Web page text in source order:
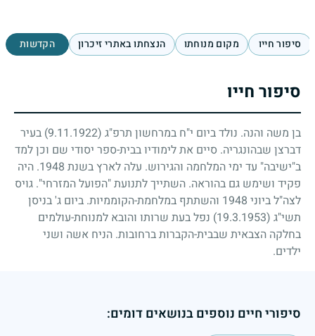
סיפור חייו מקום מנוחתו הנצחתו באתרי זיכרון הקדשות
סיפור חייו
בן משה והנה. נולד ביום י"ח במרחשון תרפ"ג (9.11.1922)
בעיר
דברצן שבהונגריה. סיים את לימודיו בבית-ספר יסודי שם וכן למד
ב"ישיבה" עד ימי המלחמה והגירוש. עלה לארץ בשנת 1948. היה
פקיד ושימש גם בהוראה. השתייך לתנועת "הפועל המזרחי". גויס
לצה"ל ביוני 1948 והשתתף במלחמת-הקוממיות. ביום ג' בניסן
תשי"ג (19.3.1953)
נפל בעת שרותו והובא למנוחת-עולמים
בחלקה הצבאית שבבית-הקברות ברחובות. הניח אשה ושני
ילדים.
סיפורי חיים נוספים בנושאים דומים: